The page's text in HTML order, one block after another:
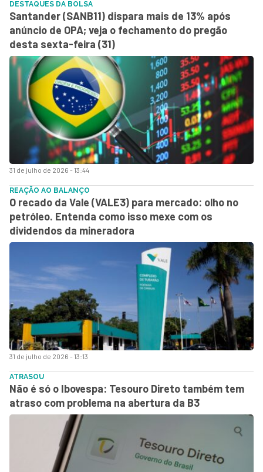
31 de julho de 2026 - 13:44
DESTAQUES DA BOLSA
Santander (SANB11) dispara mais de 13% após
anúncio de OPA; veja o fechamento do pregão
desta sexta-feira (31)
31 de julho de 2026 - 13:13
REAÇÃO AO BALANÇO
O recado da Vale (VALE3) para mercado: olho no
petróleo. Entenda como isso mexe com os
dividendos da mineradora
ATRASOU
Não é só o Ibovespa: Tesouro Direto também tem
atraso com problema na abertura da B3